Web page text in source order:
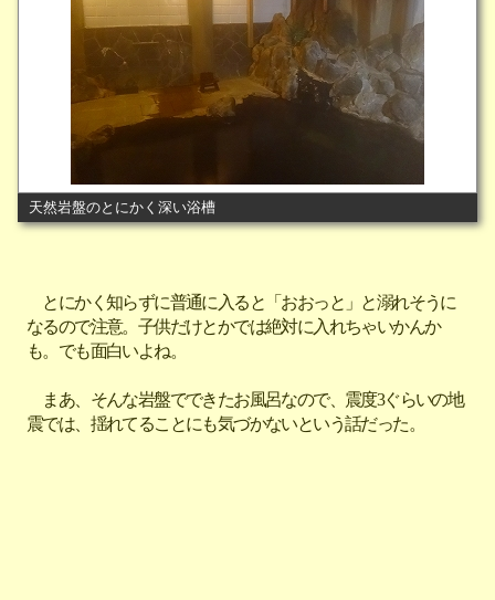
天然岩盤のとにかく深い浴槽
とにかく知らずに普通に入ると「おおっと」と溺れそうに
なるので注意。子供だけとかでは絶対に入れちゃいかんか
も。でも面白いよね。
まあ、そんな岩盤でできたお風呂なので、震度3ぐらいの地
震では、揺れてることにも気づかないという話だった。